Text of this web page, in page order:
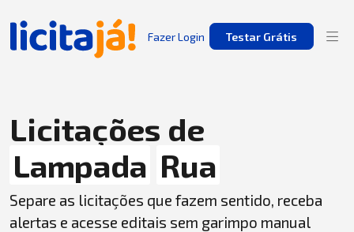
Fazer Login Testar Grátis
Licitações de
Lampada Rua
Separe as licitações que fazem sentido, receba
alertas e acesse editais sem garimpo manual